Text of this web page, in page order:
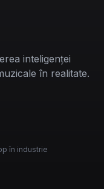
inteligenței
în realitate.
în industrie